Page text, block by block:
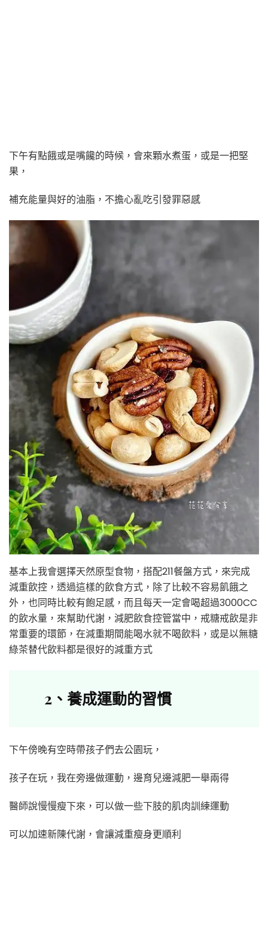
下午有點餓或是嘴饞的時候，會來顆水煮蛋，或是一把堅
果，
補充能量與好的油脂，不擔心亂吃引發罪惡感
基本上我會選擇天然原型食物，搭配211餐盤方式，來完成
減重飲控，透過這樣的飲食方式，除了比較不容易飢餓之
外，也同時比較有飽足感，而且每天一定會喝超過3000CC
的飲水量，來幫助代謝，減肥飲食控管當中，戒糖戒飲是非
常重要的環節，在減重期間能喝水就不喝飲料，或是以無糖
綠茶替代飲料都是很好的減重方式
2 、養成運動的習慣
下午傍晚有空時帶孩子們去公園玩，
孩子在玩，我在旁邊做運動，邊育兒邊減肥一舉兩得
醫師說慢慢瘦下來，可以做一些下肢的肌肉訓練運動
可以加速新陳代謝，會讓減重瘦身更順利